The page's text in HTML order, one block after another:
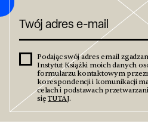
Podając swój adres email
Instytut Książki moich danych
formularzu kontaktowym
korespondencji i komunikacji
celach i podstawach
sięTUTAJ.